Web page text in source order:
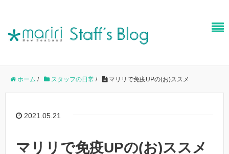
ホーム / スタッフの日常 / マリリで免疫UPの(お)ススメ
2021.05.21
マリリで免疫UPの(お)ススメ